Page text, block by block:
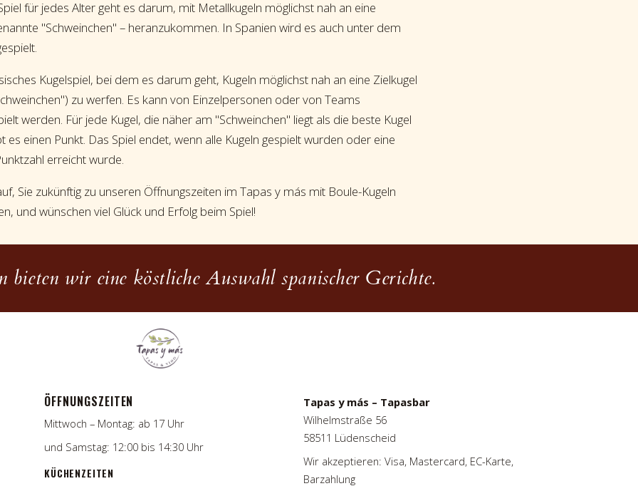
für jedes Alter geht es darum, mit Metallkugeln möglichst nah an eine
"Schweinchen" – heranzukommen. In Spanien wird es auch unter dem
Kugelspiel, bei dem es darum geht, Kugeln möglichst nah an eine Zielkugel
zu werfen. Es kann von Einzelpersonen oder von Teams
werden. Für jede Kugel, die näher am "Schweinchen" liegt als die beste Kugel
es einen Punkt. Das Spiel endet, wenn alle Kugeln gespielt wurden oder eine
erreicht wurde.
Sie zukünftig zu unseren Öffnungszeiten im Tapas y más mit Boule-Kugeln
und wünschen viel Glück und Erfolg beim Spiel!
bieten wir eine köstliche Auswahl spanischer Gerichte.
ÖFFNUNGSZEITEN
Mittwoch – Montag: ab 17 Uhr
und Samstag: 12:00 bis 14:30 Uhr
KÜCHENZEITEN
Tapas y más – Tapasbar
Wilhelmstraße 56
58511 Lüdenscheid
Wir akzeptieren: Visa, Mastercard, EC-Karte,
Barzahlung